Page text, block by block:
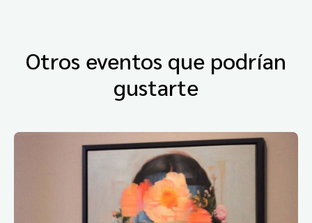
Otros eventos que podrían
gustarte